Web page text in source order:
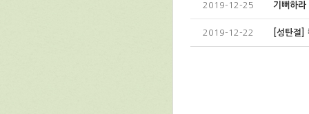
2019-12-25 기뻐하라
2019-12-22 [성탄절]